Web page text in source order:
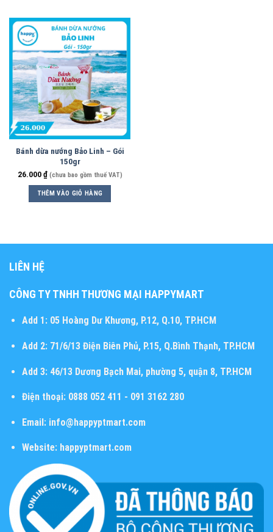
Bánh dừa nướng Bảo Linh – Gói
150gr
26.000₫ (chưa bao gồm thuế VAT)
THÊM VÀO GIỎ HÀNG
LIÊN HỆ
CÔNG TY TNHH THƯƠNG MẠI HAPPYMART
Add 1:05 Hoàng Dư Khương, P.12, Q.10, TP.HCM
Add 2:71/6/13 Điện Biên Phủ, P.15, Q.Bình Thạnh, TP.HCM
Add 3:46/13 Dương Bạch Mai, phường 5, quận 8, TP.HCM
Điện thoại:0888 052 411 - 091 3162 280
Email:info@happyptmart.com
Website: happyptmart.com